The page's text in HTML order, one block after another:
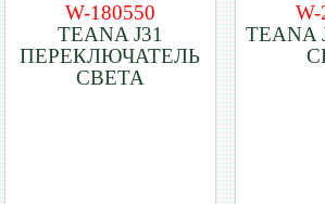
W-180550
TEANA J31
ПЕРЕКЛЮЧАТЕЛЬ
СВЕТА
W-
TEANA